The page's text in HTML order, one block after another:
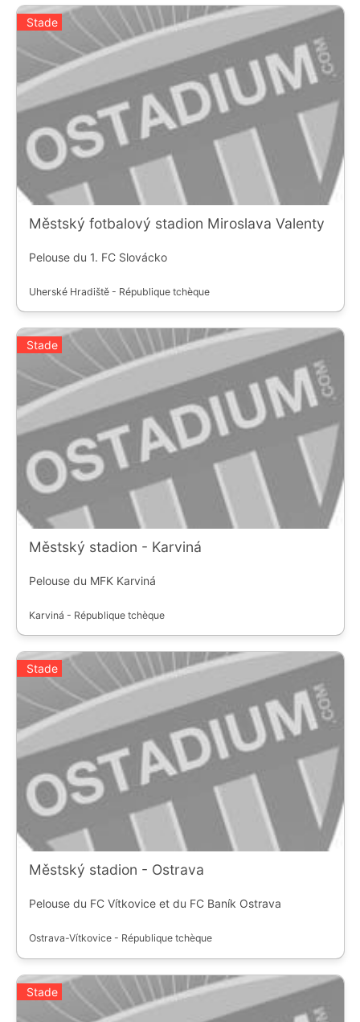
Stade
Městský fotbalový stadion Miroslava Valenty
Pelouse du 1. FC Slovácko
Uherské Hradiště - République tchèque
Stade
Městský stadion - Karviná
Pelouse du MFK Karviná
Karviná - République tchèque
Stade
Městský stadion - Ostrava
Pelouse du FC Vítkovice et du FC Baník Ostrava
Ostrava-Vítkovice - République tchèque
Stade